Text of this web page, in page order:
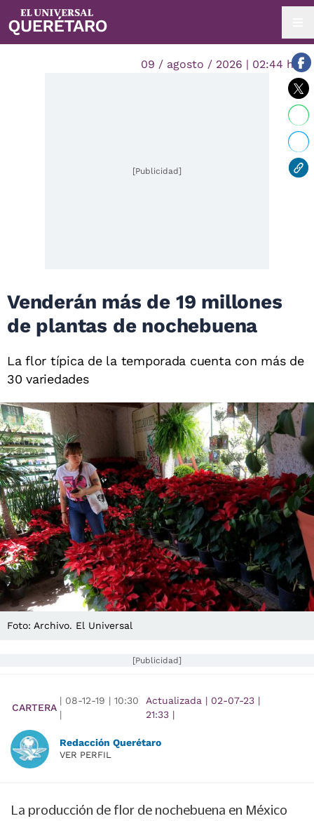
09 / agosto / 2026 | 02:44 hrs.
[Publicidad]
Venderán más de 19 millones
de plantas de nochebuena
La flor típica de la temporada cuenta con más de
30 variedades
Foto: Archivo. El Universal
[Publicidad]
CARTERA
| 08-12-19 | 10:30
|
Actualizada | 02-07-23 |
21:33|
Redacción Querétaro
VER PERFIL
La producción de flor de nochebuena en México